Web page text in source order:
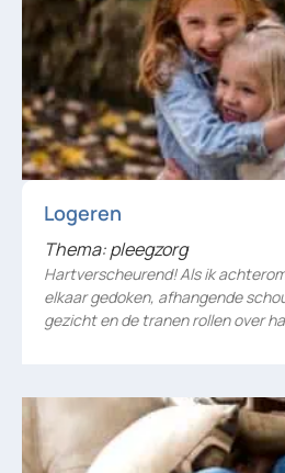
Logeren
Thema: pleegzorg
Hartverscheurend! Als ik
elkaar gedoken, afhangende
gezicht en de tranen rollen over